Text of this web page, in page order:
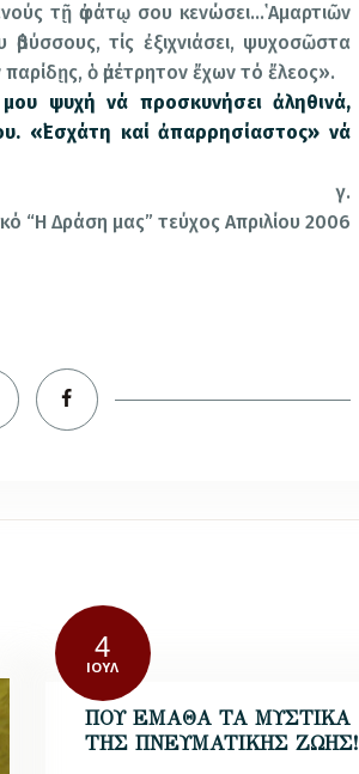
τῇ ἀφάτῳ σου κενώσει…῾Αμαρτιῶν
τίς ἐξιχνιάσει, ψυχοσῶστα
ὁ ἀμέτρητον ἔχων τό ἔλεος».
ψυχή νά προσκυνήσει ἀληθινά,
«᾿Εσχάτη καί ἀπαρρησίαστος» νά
γ.
“Η Δράση μας” τεύχος Απριλίου 2006
4
ΙΟΎΛ
ΠΟΥ ΕΜΑΘΑ ΤΑ ΜΥΣΤΙΚΑ
ΤΗΣ ΠΝΕΥΜΑΤΙΚΗΣ ΖΩΗΣ!